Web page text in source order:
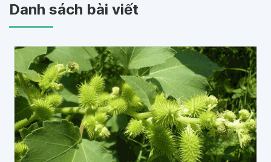
Danh sách bài viết